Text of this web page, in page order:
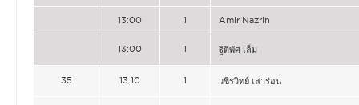
13:00 1 Amir Nazrin
13:00 1 ฐิติพัศ เล็ม
35 13:10 1 วชิรวิทย์ เสาร่อน